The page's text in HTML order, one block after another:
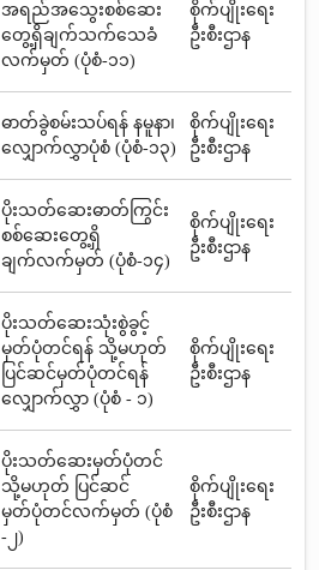
အရည်အသွေးစစ်ဆေး
တွေ့ရှိချက်သက်သေခံ
လက်မှတ် (ပုံစံ-၁၁)
စိုက်ပျိုးရေး
ဦးစီးဌာန
ဓာတ်ခွဲစမ်းသပ်ရန် နမူနာ၊
လျှောက်လွှာပုံစံ (ပုံစံ-၁၃)
စိုက်ပျိုးရေး
ဦးစီးဌာန
ပိုးသတ်ဆေးဓာတ်ကြွင်း
စစ်ဆေးတွေ့ရှိ
ချက်လက်မှတ် (ပုံစံ-၁၄)
စိုက်ပျိုးရေး
ဦးစီးဌာန
ပိုးသတ်ဆေးသုံးစွဲခွင့်
မှတ်ပုံတင်ရန် သို့မဟုတ်
ပြင်ဆင်မှတ်ပုံတင်ရန်
လျှောက်လွှာ (ပုံစံ - ၁)
စိုက်ပျိုးရေး
ဦးစီးဌာန
ပိုးသတ်ဆေးမှတ်ပုံတင်
သို့မဟုတ် ပြင်ဆင်
မှတ်ပုံတင်လက်မှတ် (ပုံစံ
-၂)
စိုက်ပျိုးရေး
ဦးစီးဌာန